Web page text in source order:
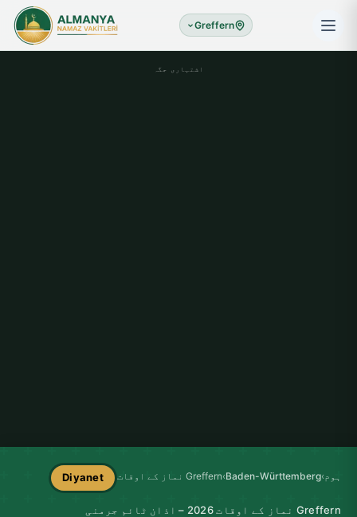
Greffern
اشتہاری جگہ
ہوم›
Baden-Württemberg
›Greffern نماز کے اوقات Diyanet
Greffern نماز کے اوقات 2026 – اذان ٹائم جرمنی